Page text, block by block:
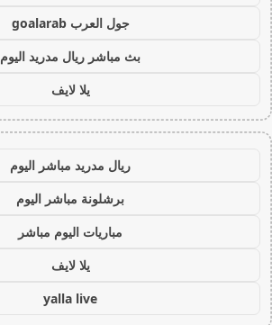
جول العرب goalarab
بث مباشر ريال مدريد اليوم
يلا لايف
ريال مدريد مباشر اليوم
برشلونة مباشر اليوم
مباريات اليوم مباشر
يلا لايف
yalla live